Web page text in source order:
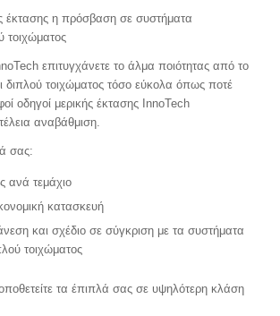
έκτασης η πρόσβαση σε συστήματα
τοιχώματος
επιτυγχάνετε το άλμα ποιότητας από το
διπλού τοιχώματος τόσο εύκολα όπως ποτέ
οδηγοί μερικής έκτασης InnoTech
αναβάθμιση.
σας:
ανά τεμάχιο
κατασκευή
και σχέδιο σε σύγκριση με τα συστήματα
τοιχώματος
τα έπιπλά σας σε υψηλότερη κλάση